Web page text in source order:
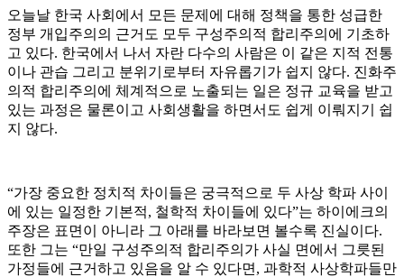
오늘날 한국 사회에서 모든 문제에 대해 정책을 통한 성급한
정부 개입주의의 근거도 모두 구성주의적 합리주의에 기초하
고 있다. 한국에서 나서 자란 다수의 사람은 이 같은 지적 전통
이나 관습 그리고 분위기로부터 자유롭기가 쉽지 않다. 진화주
의적 합리주의에 체계적으로 노출되는 일은 정규 교육을 받고
있는 과정은 물론이고 사회생활을 하면서도 쉽게 이뤄지기 쉽
지 않다.
“가장 중요한 정치적 차이들은 궁극적으로 두 사상 학파 사이
에 있는 일정한 기본적, 철학적 차이들에 있다”는 하이에크의
주장은 표면이 아니라 그 아래를 바라보면 볼수록 진실이다.
또한 그는 “만일 구성주의적 합리주의가 사실 면에서 그릇된
가정들에 근거하고 있음을 알 수 있다면, 과학적 사상학파들만